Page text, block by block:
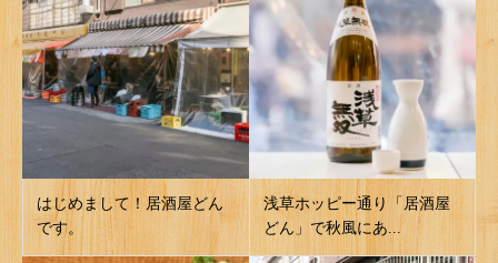
はじめまして！居酒屋どん
です。
浅草ホッピー通り「居酒屋
どん」で秋風にあ...